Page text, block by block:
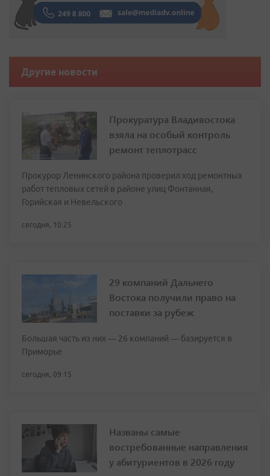
Другие новости
Прокуратура Владивостока
взяла на особый контроль
ремонт теплотрасс
Прокурор Ленинского района проверил ход ремонтных
работ тепловых сетей в районе улиц Фонтанная,
Горийская и Невельского
сегодня, 10:25
29 компаний Дальнего
Востока получили право на
поставки за рубеж
Большая часть из них — 26 компаний — базируется в
Приморье
сегодня, 09:15
Названы самые
востребованные направления
у абитуриентов в 2026 году